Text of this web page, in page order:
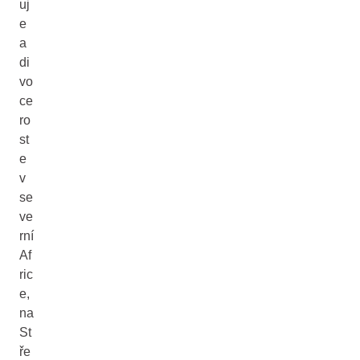
uj
e
a
di
vo
ce
ro
st
e
v
se
ve
rní
Af
ric
e,
na
St
ře